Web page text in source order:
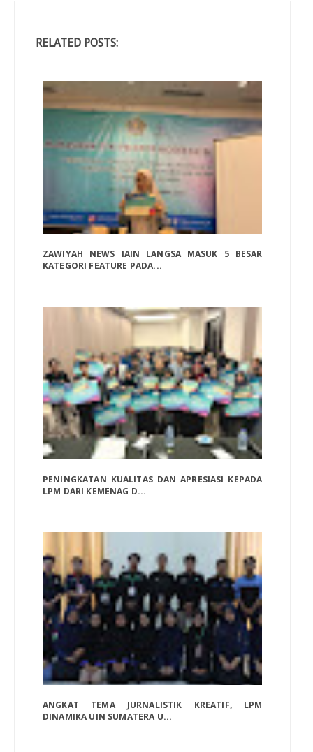
RELATED POSTS:
ZAWIYAH NEWS IAIN LANGSA MASUK 5 BESAR
KATEGORI FEATURE PADA...
PENINGKATAN KUALITAS DAN APRESIASI KEPADA
LPM DARI KEMENAG D...
ANGKAT TEMA JURNALISTIK KREATIF, LPM
DINAMIKA UIN SUMATERA U...